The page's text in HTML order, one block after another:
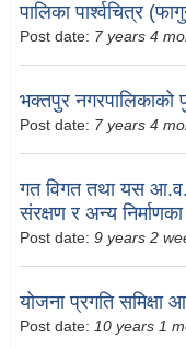
पालिका पार्श्वचित्र
Post date: 7 years 4
भक्तपुर नगरपालिकाको
Post date: 7 years 4
गत विगत तथा यस आ.व.
संरक्षण र अन्य
Post date: 9 years 2
योजना प्रगति
Post date: 10 years 1